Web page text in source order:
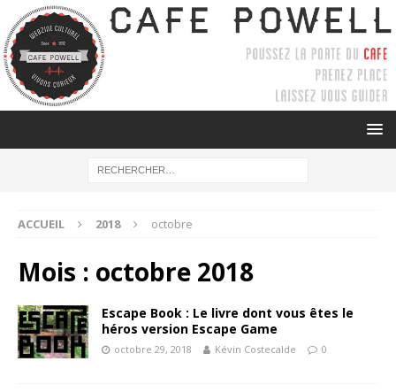
ACCUEIL 2018 octobre
Mois : octobre 2018
Escape Book : Le livre dont vous êtes le
héros version Escape Game
octobre 29, 2018 Kévin Costecalde 0